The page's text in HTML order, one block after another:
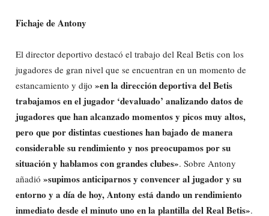
Fichaje de Antony
El director deportivo destacó el trabajo del Real Betis con los
jugadores de gran nivel que se encuentran en un momento de
estancamiento y dijo »en la dirección deportiva del Betis
trabajamos en el jugador ‘devaluado’ analizando datos de
jugadores que han alcanzado momentos y picos muy altos,
pero que por distintas cuestiones han bajado de manera
considerable su rendimiento y nos preocupamos por su
situación y hablamos con grandes clubes». Sobre Antony
añadió »supimos anticiparnos y convencer al jugador y su
entorno y a día de hoy, Antony está dando un rendimiento
inmediato desde el minuto uno en la plantilla del Real Betis».